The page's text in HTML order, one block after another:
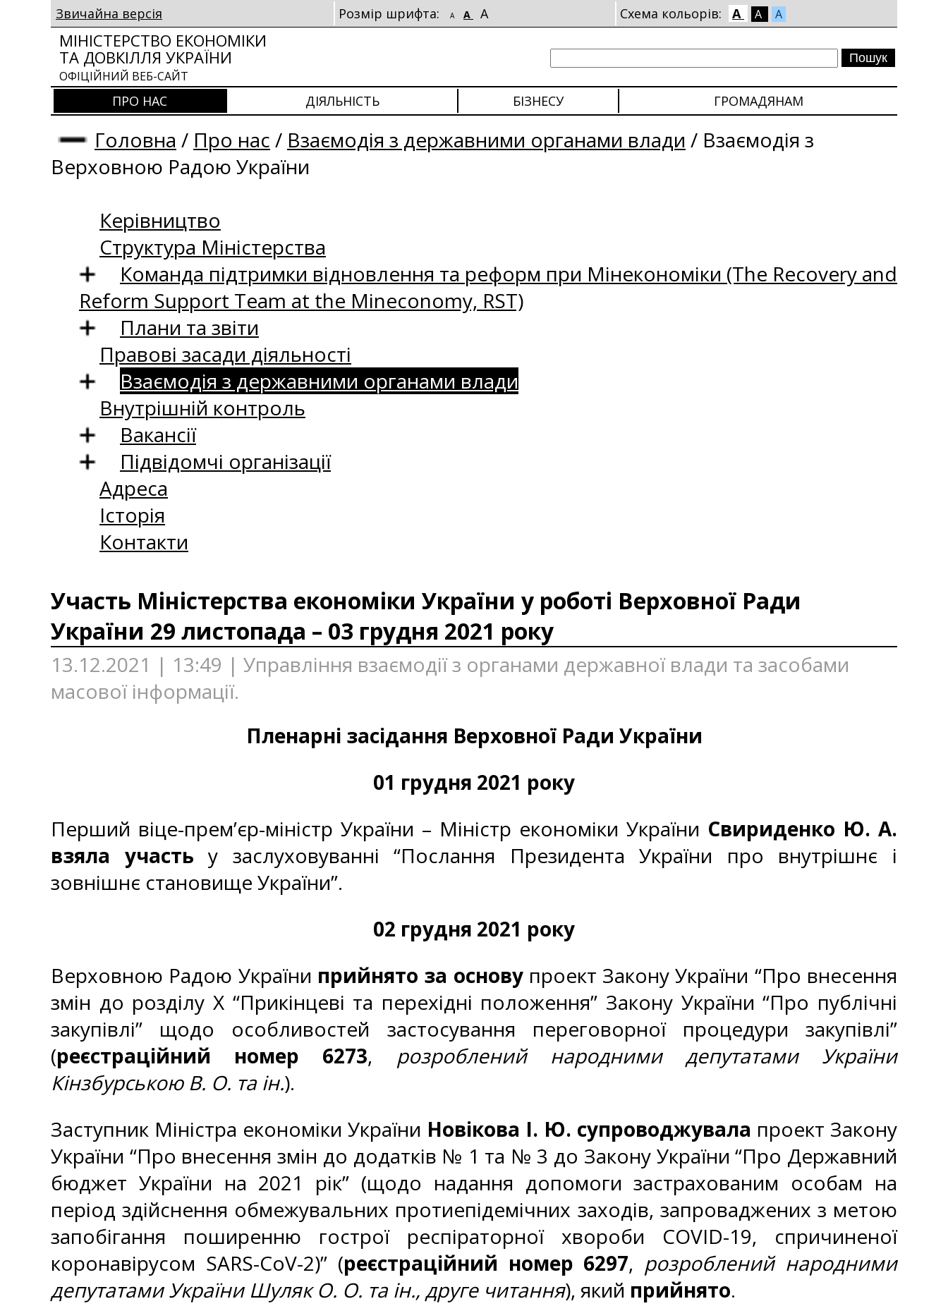
Звичайна версія Розмір шрифта: A A A Схема кольорів: A A A
МІНІСТЕРСТВО ЕКОНОМІКИ
ТА ДОВКІЛЛЯ УКРАЇНИ
ОФІЦІЙНИЙ ВЕБ-САЙТ
ПРО НАС ДІЯЛЬНІСТЬ БІЗНЕСУ ГРОМАДЯНАМ
Головна / Про нас / Взаємодія з державними органами влади / Взаємодія з
Верховною Радою України
Керівництво
Структура Міністерства
Команда підтримки відновлення та реформ при Мінекономіки (The Recovery and
Reform Support Team at the Mineconomy, RST)
Плани та звіти
Правові засади діяльності
Взаємодія з державними органами влади
Внутрішній контроль
Вакансії
Підвідомчі організації
Адреса
Історія
Контакти
Участь Міністерства економіки України у роботі Верховної Ради
України 29 листопада – 03 грудня 2021 року
13.12.2021 | 13:49 | Управління взаємодії з органами державної влади та засобами
масової інформації.
Пленарні засідання Верховної Ради України
01 грудня 2021 року
Перший віце-прем’єр-міністр України – Міністр економіки України Свириденко Ю. А.
взяла участь у заслуховуванні “Послання Президента України про внутрішнє і
зовнішнє становище України”.
02 грудня 2021 року
Верховною Радою України прийнято за основупроект Закону України “Про внесення
змін до розділу Х “Прикінцеві та перехідні положення” Закону України “Про публічні
закупівлі” щодо особливостей застосування переговорної процедури закупівлі”
(реєстраційний номер 6273, розроблений народними депутатами України
Кінзбурською В. О. та ін.).
Заступник Міністра економіки України Новікова І. Ю. супроводжувала проект Закону
України “Про внесення змін до додатків № 1 та № 3 до Закону України “Про Державний
бюджет України на 2021 рік” (щодо надання допомоги застрахованим особам на
період здійснення обмежувальних протиепідемічних заходів, запроваджених з метою
запобігання поширенню гострої респіраторної хвороби COVID-19, спричиненої
коронавірусом SARS-CoV-2)” (реєстраційний номер 6297, розроблений народними
депутатами України Шуляк О. О. та ін., друге читання), який прийнято.